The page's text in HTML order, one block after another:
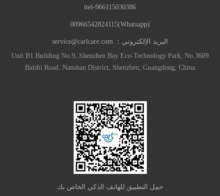
966115030386-itel
(Whatsapp)00966542824115
البريد الإلكتروني： service@carlcare.com
Unit B1 Building No.9, Shenzhen Bay Eco-Technology Park, No.3609
Baishi Road, Nanshan District, Shenzhen, Guangdong, China
حمل التطبيق للهاتف الذكي الخاص بك